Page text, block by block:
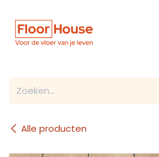
Alle producten